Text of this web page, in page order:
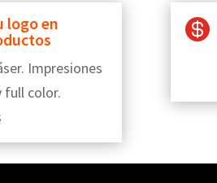
logo en
Impresiones
full color.
